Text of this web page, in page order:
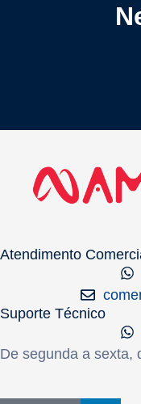
Atendimento
Suporte Técnico
De segunda a sexta,